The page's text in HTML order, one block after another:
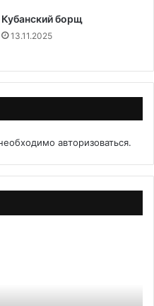
Кубанский борщ
13.11.2025
авторизоваться.